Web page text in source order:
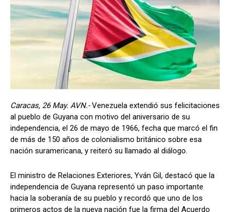
Caracas, 26 May. AVN.-Venezuela extendió sus felicitaciones
al pueblo de Guyana con motivo del aniversario de su
independencia, el 26 de mayo de 1966, fecha que marcó el fin
de más de 150 años de colonialismo británico sobre esa
nación suramericana, y reiteró su llamado al diálogo.
El ministro de Relaciones Exteriores, Yván Gil, destacó que la
independencia de Guyana representó un paso importante
hacia la soberanía de su pueblo y recordó que uno de los
primeros actos de la nueva nación fue la firma del Acuerdo